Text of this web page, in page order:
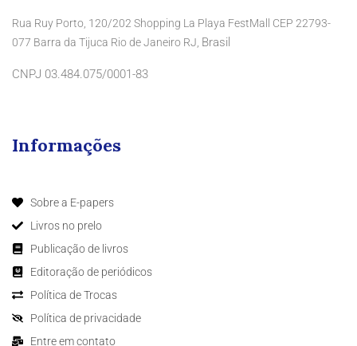
Rua Ruy Porto, 120/202 Shopping La Playa FestMall CEP 22793-
077 Barra da Tijuca Rio de Janeiro RJ, Brasil
CNPJ 03.484.075/0001-83
Informações
Sobre a E-papers
Livros no prelo
Publicação de livros
Editoração de periódicos
Política de Trocas
Política de privacidade
Entre em contato